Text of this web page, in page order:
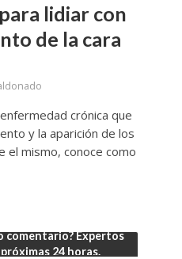
lidiar con
de la cara
crónica que
y la aparición de los
el mismo, conoce como
comentario? Expertos
24 horas.